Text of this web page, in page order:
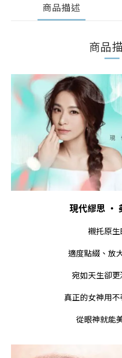
商品描述
商品
現代繆思 ‧
襯托原
適度點綴、放
宛如天生卻
真正的女神用
從眼神就能